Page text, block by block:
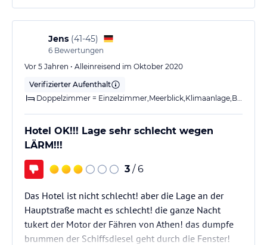
Jens (41-45)
6 Bewertungen
Vor 5 Jahren • Alleinreisend im Oktober 2020
Verifizierter Aufenthalt
Hotel OK!!! Lage sehr schlecht wegen
LÄRM!!!
3 / 6
Das Hotel ist nicht schlecht! aber die Lage an der
Hauptstraße macht es schlecht! die ganze Nacht
tukert der Motor der Fähren von Athen! das dumpfe
brummen der Schiffsdiesel geht durch die Fenster!